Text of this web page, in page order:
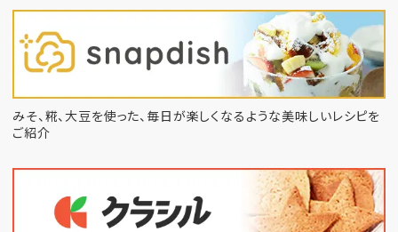
みそ、糀、大豆を使った、毎日が楽しくなるような美味しいレシピを
ご紹介